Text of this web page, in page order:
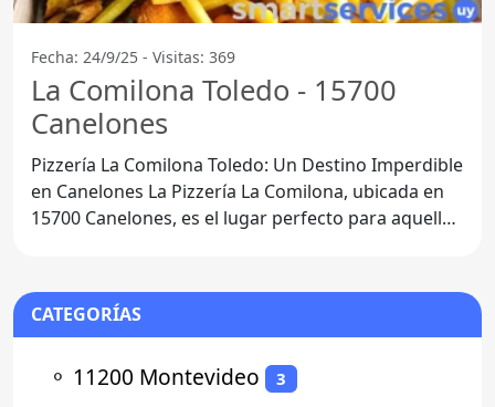
Fecha: 24/9/25 - Visitas: 369
La Comilona Toledo - 15700
Canelones
Pizzería La Comilona Toledo: Un Destino Imperdible
en Canelones La Pizzería La Comilona, ubicada en
15700 Canelones, es el lugar perfecto para aquellos
CATEGORÍAS
⚬ 11200 Montevideo 3